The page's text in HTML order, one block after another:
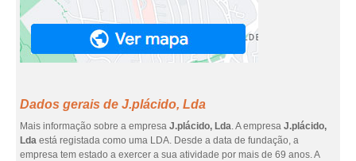
Dados gerais de J.plácido, Lda
Mais informação sobre a empresa J.plácido, Lda. A empresa J.plácido,
Lda está registada como uma LDA. Desde a data de fundação, a
empresa tem estado a exercer a sua atividade por mais de 69 anos. A